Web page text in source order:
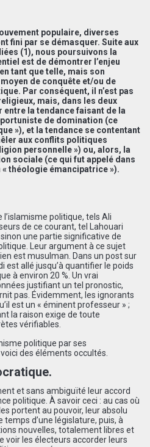
populaire, diverses
fini par se démasquer. Suite aux
(1), nous poursuivons la
est de démontrer l’enjeu
tant que telle, mais son
de conquête et/ou de
Par conséquent, il n’est pas
mais, dans les deux
la tendance faisant de la
de domination (ce
»), et la tendance se contentant
aux conflits politiques
personnelle ») ou, alors, la
sociale (ce qui fut appelé dans
théologie émancipatrice »).
politique, tels Ali
de ce courant, tel Lahouari
une partie significative de
Leur argument à ce sujet
est musulman. Dans un post sur
est allé jusqu’à quantifier le poids
à environ 20 %. Un vrai
justifiant un tel pronostic,
pas. Évidemment, les ignorants
est un « éminent professeur » ;
la raison exige de toute
vérifiables.
politique par ses
des éléments occultés.
et sans ambiguïté leur accord
politique. À savoir ceci : au cas où
portent au pouvoir, leur absolu
d’une législature, puis, à
nouvelles, totalement libres et
voir les électeurs accorder leurs